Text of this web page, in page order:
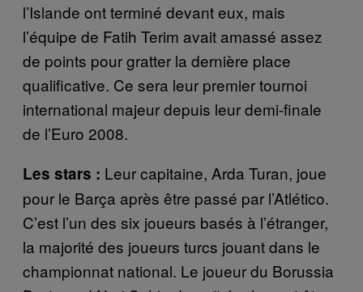
l’Islande ont terminé devant eux, mais
l’équipe de Fatih Terim avait amassé assez
de points pour gratter la dernière place
qualificative. Ce sera leur premier tournoi
international majeur depuis leur demi-finale
de l’Euro 2008.
Les stars : Leur capitaine, Arda Turan, joue
pour le Barça après être passé par l’Atlético.
C’est l’un des six joueurs basés à l’étranger,
la majorité des joueurs turcs jouant dans le
championnat national. Le joueur du Borussia